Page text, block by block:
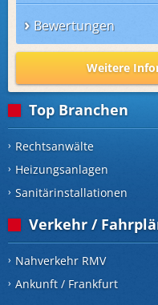
Bewertungen
Weitere
Top Branchen
Rechtsanwälte
Heizungsanlagen
Sanitärinstallationen
Verkehr /
Nahverkehr RMV
Ankunft / Frankfurt